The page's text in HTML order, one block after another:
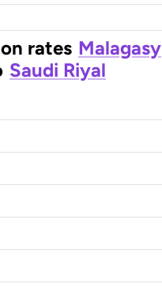
rates Malagasy
Saudi Riyal